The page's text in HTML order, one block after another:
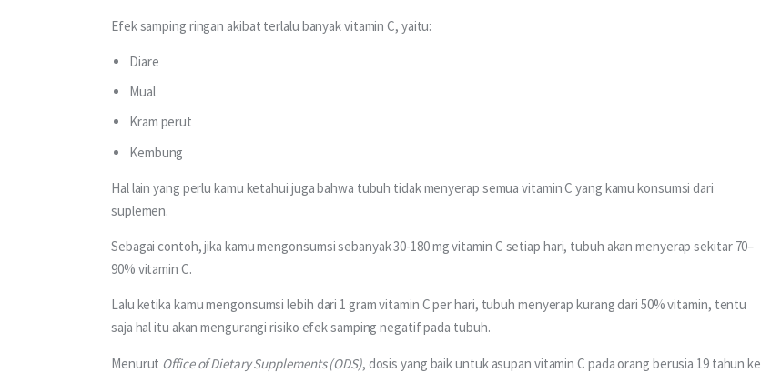
Efek samping ringan akibat terlalu banyak vitamin C, yaitu:
Diare
Mual
Kram perut
Kembung
Hal lain yang perlu kamu ketahui juga bahwa tubuh tidak menyerap semua vitamin C yang kamu konsumsi dari
suplemen.
Sebagai contoh, jika kamu mengonsumsi sebanyak 30-180 mg vitamin C setiap hari, tubuh akan menyerap sekitar 70–
90% vitamin C.
Lalu ketika kamu mengonsumsi lebih dari 1 gram vitamin C per hari, tubuh menyerap kurang dari 50% vitamin, tentu
saja hal itu akan mengurangi risiko efek samping negatif pada tubuh.
Menurut Office of Dietary Supplements (ODS), dosis yang baik untuk asupan vitamin C pada orang berusia 19 tahun ke